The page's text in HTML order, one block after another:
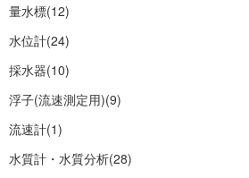
量水標(12)
水位計(24)
採水器(10)
浮子(流速測定用)(9)
流速計(1)
水質計・水質分析(28)